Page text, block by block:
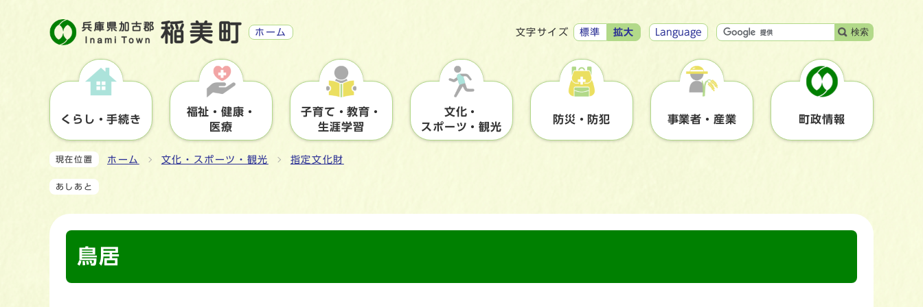
ホーム 文字サイズ 標準 拡大 Language 検索
くらし・手続き
福祉・健康・
医療
子育て・教育・
生涯学習
文化・
スポーツ・観光
防災・防犯 事業者・産業 町政情報
現在位置 ホーム 文化・スポーツ・観光 指定文化財
あしあと
鳥居